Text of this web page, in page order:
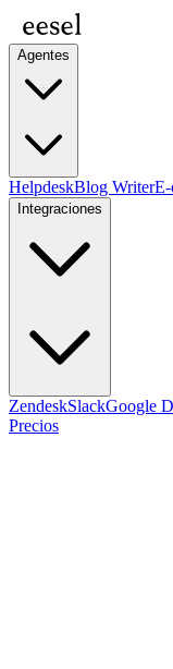
Agentes
HelpdeskBlog WriterE-
Integraciones
ZendeskSlackGoogle
Precios